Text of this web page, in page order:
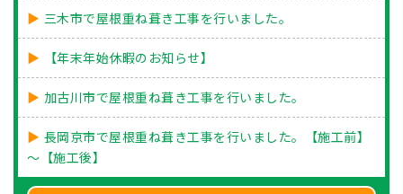
三木市で屋根重ね葺き工事を行いました。
【年末年始休暇のお知らせ】
加古川市で屋根重ね葺き工事を行いました。
長岡京市で屋根重ね葺き工事を行いました。【施工前】
～【施工後】